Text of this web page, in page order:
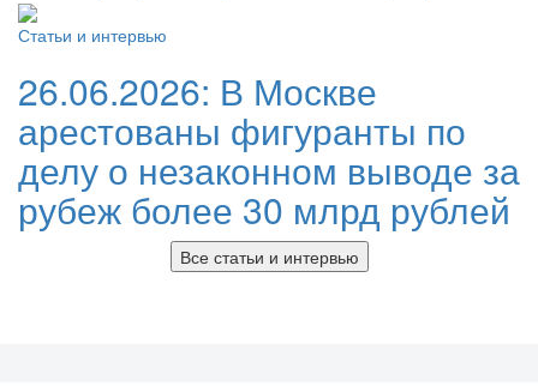
Статьи и интервью
26.06.2026: В Москве
арестованы фигуранты по
делу о незаконном выводе за
рубеж более 30 млрд рублей
Все статьи и интервью